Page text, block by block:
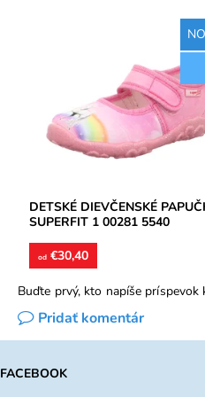
Dievčenské papučky, zvršok aj
vnútorné stielky textil,
podrážky prevzdušnia chodidlo,
detskej obuvi...
Dostupnosť:
Skladom
Značka:
Superfit
2 roky
DETSKÉ DIEVČENSKÉ
SUPERFIT 1 00281 5540
od €30,40
Buďte prvý, kto napíše príspevok
Pridať komentár
FACEBOOK